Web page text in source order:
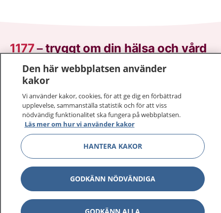
1177–tryggt om din hälsa och vård
På 1177.se får du råd om hälsa och information om
sjukdomar och vilka mottagningar du kan kontakta.
Logga in för att läsa din journal och göra dina
vårdärenden. Ring telefonnummer 1177 för
sjukvårdsrådgivning dygnet runt.
1177 ger dig råd när du vill må bättre.
1177 på flera språk Visa
Den här webbplatsen använder
kakor
Vi använder kakor, cookies, för att ge dig en förbättrad
upplevelse, sammanställa statistik och för att viss
nödvändig funktionalitet ska fungera på webbplatsen.
Läs mer om hur vi använder kakor
HANTERA KAKOR
GODKÄNN NÖDVÄNDIGA